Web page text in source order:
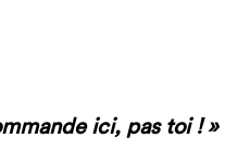
ici, pas toi ! »